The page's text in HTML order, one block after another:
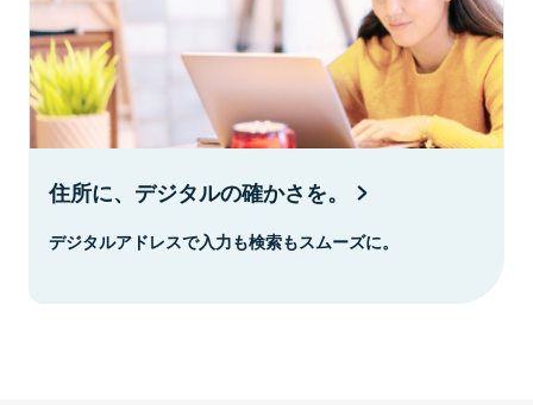
住所に、デジタルの確かさを。
デジタルアドレスで入力も検索もスムーズに。